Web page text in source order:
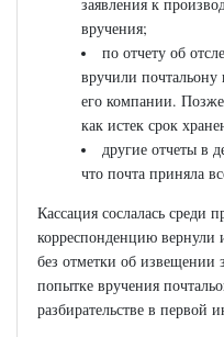
вручения;
по отчету об
вручили почтальону
его компании.
как истек срок
другие отчеты в
что почта приняла
Кассация сослалась среди
корреспонденцию вернули
без отметки об извещении
попытке вручения
разбирательстве в первой